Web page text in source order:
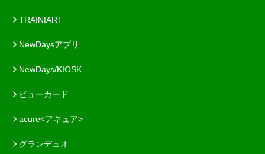
TRAINIART
NewDaysアプリ
NewDays/KIOSK
ビューカード
acure<アキュア>
グランデュオ